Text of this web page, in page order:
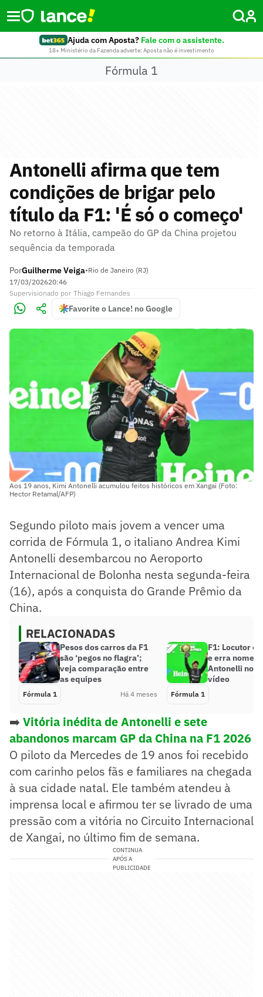
Ajuda com Aposta? Fale com o assistente.
18+ Ministério da Fazenda adverte: Aposta não é investimento
Fórmula 1
Antonelli afirma que tem
condições de brigar pelo
título da F1: 'É só o começo'
No retorno à Itália, campeão do GP da China projetou
sequência da temporada
PorGuilherme Veiga•Rio de Janeiro (RJ)
17/03/202620:46
Supervisionado por Thiago Fernandes
Favorite o Lance! no Google
Aos 19 anos, Kimi Antonelli acumulou feitos históricos em Xangai (Foto:
Hector Retamal/AFP)
Segundo piloto mais jovem a vencer uma
corrida de Fórmula 1, o italiano Andrea Kimi
Antonelli desembarcou no Aeroporto
Internacional de Bolonha nesta segunda-feira
(16), após a conquista do Grande Prêmio da
China.
RELACIONADAS
Pesos dos carros da F1
são ‘pegos no flagra’;
veja comparação entre
as equipes
Fórmula 1 Há 4 meses
F1: Locutor
e erra nome
Antonelli no
vídeo
Fórmula 1
➡️ Vitória inédita de Antonelli e sete
abandonos marcam GP da China na F1 2026
O piloto da Mercedes de 19 anos foi recebido
com carinho pelos fãs e familiares na chegada
à sua cidade natal. Ele também atendeu à
imprensa local e afirmou ter se livrado de uma
pressão com a vitória no Circuito Internacional
de Xangai, no último fim de semana.
CONTINUA
APÓS A
PUBLICIDADE